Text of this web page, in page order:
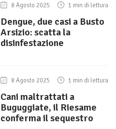
8 Agosto 2025 1 min di lettura
Dengue, due casi a Busto
Arsizio: scatta la
disinfestazione
8 Agosto 2025 1 min di lettura
Cani maltrattati a
Buguggiate, il Riesame
conferma il sequestro